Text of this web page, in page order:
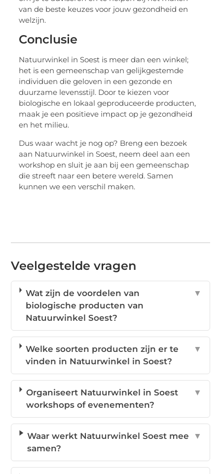
van de beste keuzes voor jouw gezondheid en
welzijn.
Conclusie
Natuurwinkel in Soest is meer dan een winkel;
het is een gemeenschap van gelijkgestemde
individuen die geloven in een gezonde en
duurzame levensstijl. Door te kiezen voor
biologische en lokaal geproduceerde producten,
maak je een positieve impact op je gezondheid
en het milieu.
Dus waar wacht je nog op? Breng een bezoek
aan Natuurwinkel in Soest, neem deel aan een
workshop en sluit je aan bij een gemeenschap
die streeft naar een betere wereld. Samen
kunnen we een verschil maken.
Veelgestelde vragen
Wat zijn de voordelen van
biologische producten van
Natuurwinkel Soest?
▼
Welke soorten producten zijn er te
vinden in Natuurwinkel in Soest?
▼
Organiseert Natuurwinkel in Soest
workshops of evenementen?
▼
Waar werkt Natuurwinkel Soest mee
samen?
▼